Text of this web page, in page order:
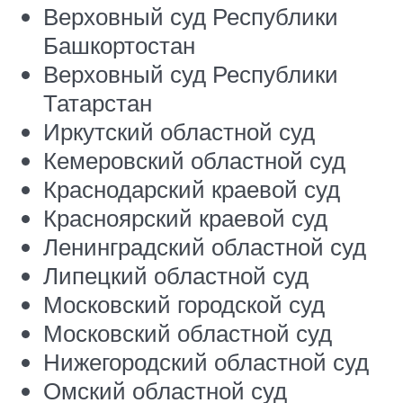
Верховный суд Республики
Башкортостан
Верховный суд Республики
Татарстан
Иркутский областной суд
Кемеровский областной суд
Краснодарский краевой суд
Красноярский краевой суд
Ленинградский областной суд
Липецкий областной суд
Московский городской суд
Московский областной суд
Нижегородский областной суд
Омский областной суд